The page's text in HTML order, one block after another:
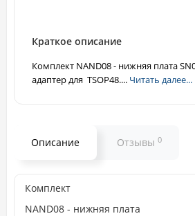
Краткое описание
Комплект NAND08 - нижняя плата
адаптер для TSOP48.... Читать далее...
Описание Отзывы 0
Комплект
NAND08 - нижняя плата